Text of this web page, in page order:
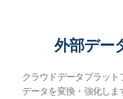
外部デー
クラウドデータプラッ
データを変換・強化し